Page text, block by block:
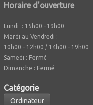
Horaire d'ouverture
Lundi : 15h00 - 19h00
Mardi au Vendredi :
10h00 - 12h00 / 14h00 - 19h00
Samedi : Fermé
Dimanche : Fermé
Catégorie
Ordinateur